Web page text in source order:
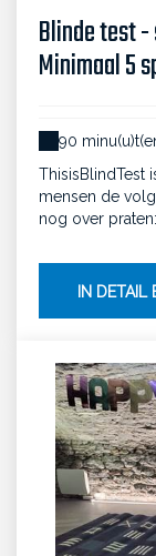
Blinde test
Minimaal 5
90
ThisisBlindTest
mensen de
nog over
IN DETAIL